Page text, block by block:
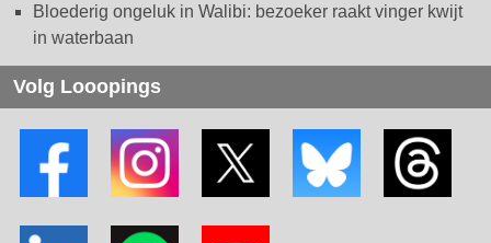
Bloederig ongeluk in Walibi: bezoeker raakt vinger kwijt
in waterbaan
Volg Looopings